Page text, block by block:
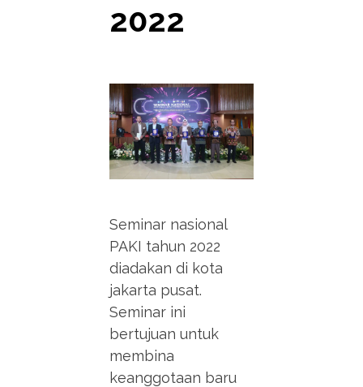
2022
Seminar nasional
PAKI tahun 2022
diadakan di kota
jakarta pusat.
Seminar ini
bertujuan untuk
membina
keanggotaan baru